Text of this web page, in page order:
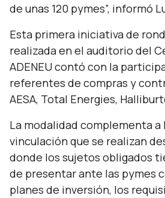
de unas 120 pymes”, informó
Esta primera iniciativa de
realizada en el auditorio del
ADENEU contó con la
referentes de compras y
AESA, Total Energies,
La modalidad complementa a
vinculación que se realizan
donde los sujetos obligados
de presentar ante las pymes
planes de inversión, los